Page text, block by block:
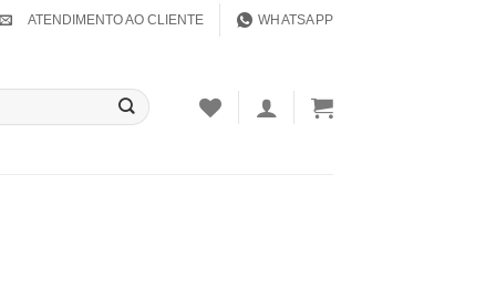
ATENDIMENTO AO CLIENTE WHATSAPP